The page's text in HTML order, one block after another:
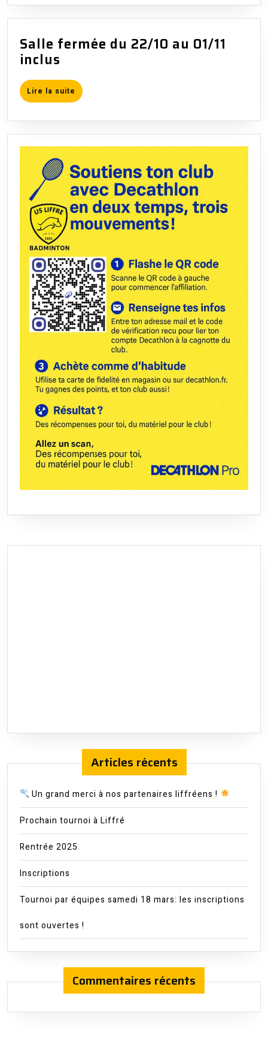
Salle fermée du 22/10 au 01/11
inclus
fermée
du
22/10
au
01/11
inclus
Lire la suite Lire
la
Articles récents
Un grand merci à nos partenaires liffréens !
Prochain tournoi à Liffré
Rentrée 2025
Inscriptions
Tournoi par équipes samedi 18 mars: les inscriptions
sont ouvertes !
Commentaires récents